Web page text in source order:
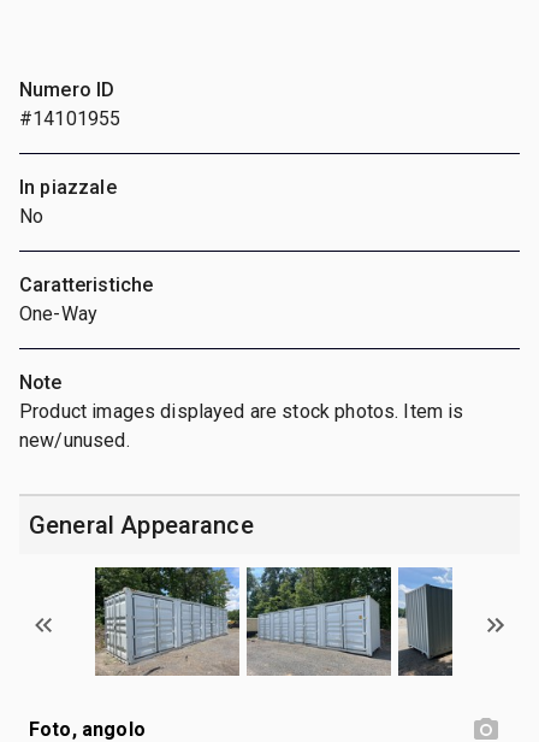
Numero ID
#14101955
In piazzale
No
Caratteristiche
One-Way
Note
Product images displayed are stock photos. Item is
new/unused.
General Appearance
Foto, angolo